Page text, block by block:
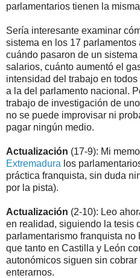
parlamentarios tienen la
Sería interesante examinar
sistema en los 17
cuándo pasaron de un
salarios, cuánto aumentó el
intensidad del trabajo en
a la del parlamento nacional.
trabajo de investigación de
no se puede improvisar ni
pagar ningún medio.
Actualización (17-9): Mi
Extremadura los
práctica franquista, sin duda
por la pista).
Actualización (2-10): Leo
en realidad, siguiendo la tesis
parlamentarismo franquista
que tanto en Castilla y León
autonómicos siguen sin
enterarnos.